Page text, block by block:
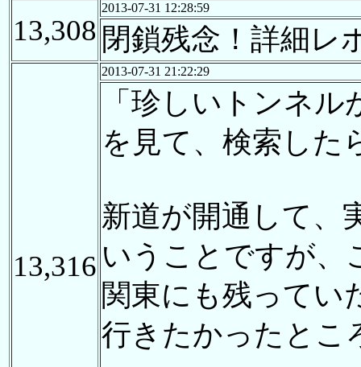
13,308
2013-07-31 12:28:59
閉鎖残念！詳細レ
13,316
2013-07-31 21:22:29
「珍しいトンネ
を見て、検索した
新道が開通して、
いうことですが、
関東にも残ってい
行きたかったと